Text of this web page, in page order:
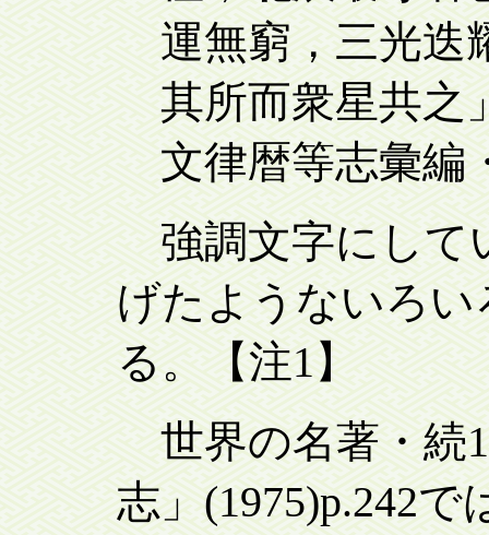
運無窮，三光迭
其所而衆星共之
文律暦等志彙編
強調文字にして
げたようないろ
る。【注1】
世界の名著・続
志」(1975)p.242